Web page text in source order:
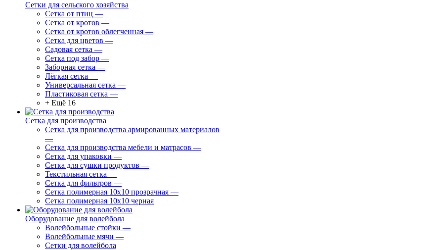
Сетки для сельского хозяйства
Сетка от птиц —
Сетка от кротов —
Сетка от кротов облегченная —
Сетка для цветов —
Садовая сетка —
Сетка под забор —
Заборная сетка —
Лёгкая сетка —
Универсальная сетка —
Пластиковая сетка —
+ Ещё 16
Сетка для производства
Сетка для производства армированных материалов
—
Сетка для производства мебели и матрасов —
Сетка для упаковки —
Сетка для сушки продуктов —
Текстильная сетка —
Сетка для фильтров —
Сетка полимерная 10х10 прозрачная —
Сетка полимерная 10х10 черная
Оборудование для волейбола
Волейбольные стойки —
Волейбольные мячи —
Сетки для волейбола